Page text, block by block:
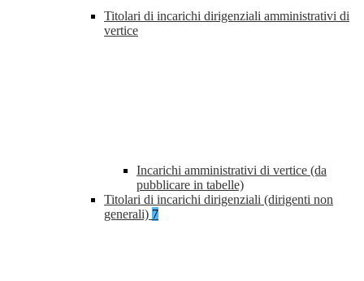
Titolari di incarichi dirigenziali amministrativi di
vertice
Incarichi amministrativi di vertice (da
pubblicare in tabelle)
Titolari di incarichi dirigenziali (dirigenti non
generali) 7